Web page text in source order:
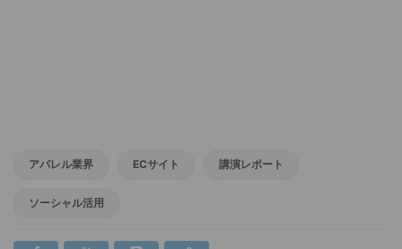
アパレル業界 ECサイト 講演レポート
ソーシャル活用